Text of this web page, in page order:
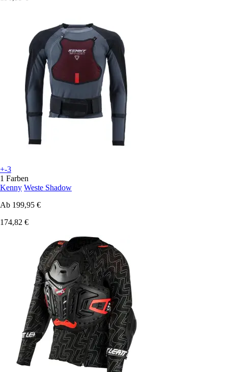
+-3
1 Farben
Kenny Weste Shadow
Ab 199,95 €
174,82 €